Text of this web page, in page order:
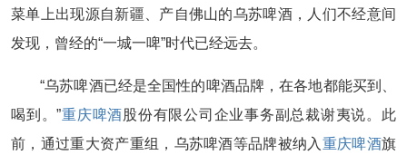
菜单上出现源自新疆、产自佛山的乌苏啤酒，人们不经意间
发现，曾经的“一城一啤”时代已经远去。
“乌苏啤酒已经是全国性的啤酒品牌，在各地都能买到、
喝到。”重庆啤酒 股份有限公司企业事务副总裁谢夷说。此
前，通过重大资产重组，乌苏啤酒等品牌被纳入 重庆啤酒旗